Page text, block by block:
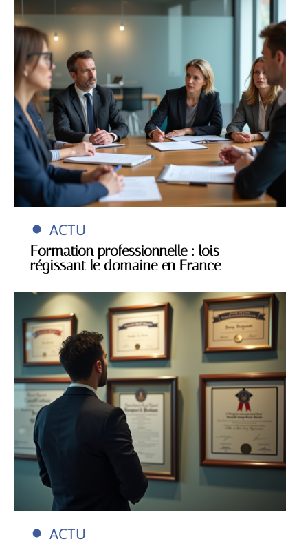
ACTU
Formation professionnelle : lois
régissant le domaine en France
ACTU